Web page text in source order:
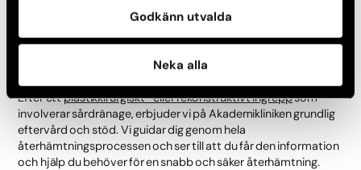
Godkänn utvalda
Neka alla
optimal läkning och komfort.
Eftervård och stöd
Efter ettplastikkirurgiskt- eller rekonstruktivt ingreppsom
involverar sårdränage, erbjuder vi på Akademikliniken grundlig
eftervård och stöd. Vi guidar dig genom hela
återhämtningsprocessen och ser till att du får den information
och hjälp du behöver för en snabb och säker återhämtning.